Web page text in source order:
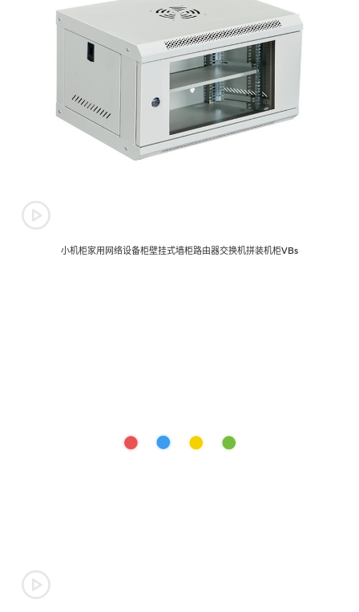
播音桌
Broadcasting Table
小机柜家用网络设备柜壁挂式墙柜路由器交换机拼装机柜VBs